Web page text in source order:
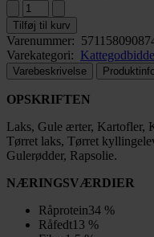
Tilføj til kurv
Varenummer:
Varekategori:
Varebeskrivelse
OPSKRIFTEN
Laks, Gule ærter, Kartofler,
Tørret laks, Tørret
Gulerødder, Rapsolie.
NÆRINGSVÆRDIER
Råprotein34 %
Råfedt13 %